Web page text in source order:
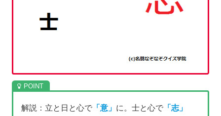
解説：立と日と心で 「意」 に。士と心で 「志」